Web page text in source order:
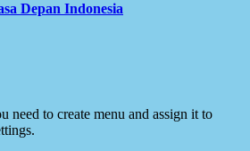
Depan Indonesia
need to create menu and assign it to